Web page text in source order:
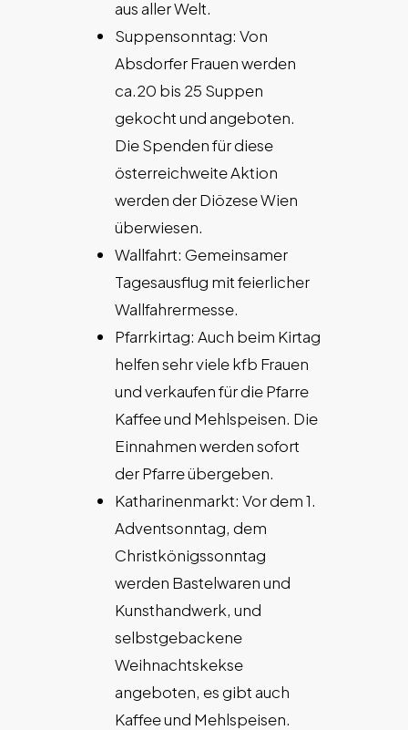
aus aller Welt.
Suppensonntag: Von
Absdorfer Frauen werden
ca.20 bis 25 Suppen
gekocht und angeboten.
Die Spenden für diese
österreichweite Aktion
werden der Diözese Wien
überwiesen.
Wallfahrt: Gemeinsamer
Tagesausflug mit feierlicher
Wallfahrermesse.
Pfarrkirtag: Auch beim Kirtag
helfen sehr viele kfb Frauen
und verkaufen für die Pfarre
Kaffee und Mehlspeisen. Die
Einnahmen werden sofort
der Pfarre übergeben.
Katharinenmarkt: Vor dem 1.
Adventsonntag, dem
Christkönigssonntag
werden Bastelwaren und
Kunsthandwerk, und
selbstgebackene
Weihnachtskekse
angeboten, es gibt auch
Kaffee und Mehlspeisen.